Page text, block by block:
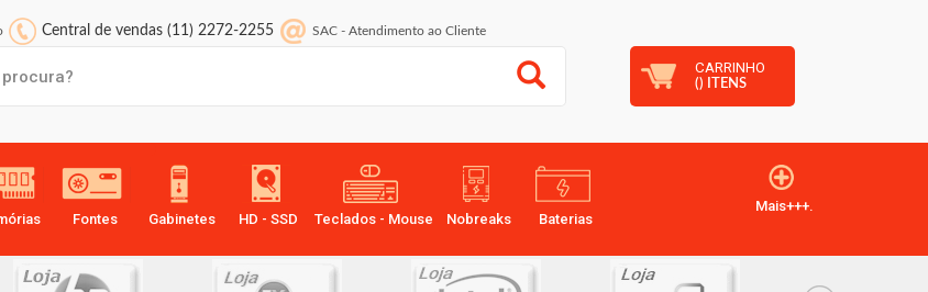
Central de vendas (11) 2272-2255 SAC - Atendimento ao Cliente
CARRINHO
() ITENS
Fontes Gabinetes HD - SSD Teclados - Mouse Nobreaks Baterias
Mais+++.